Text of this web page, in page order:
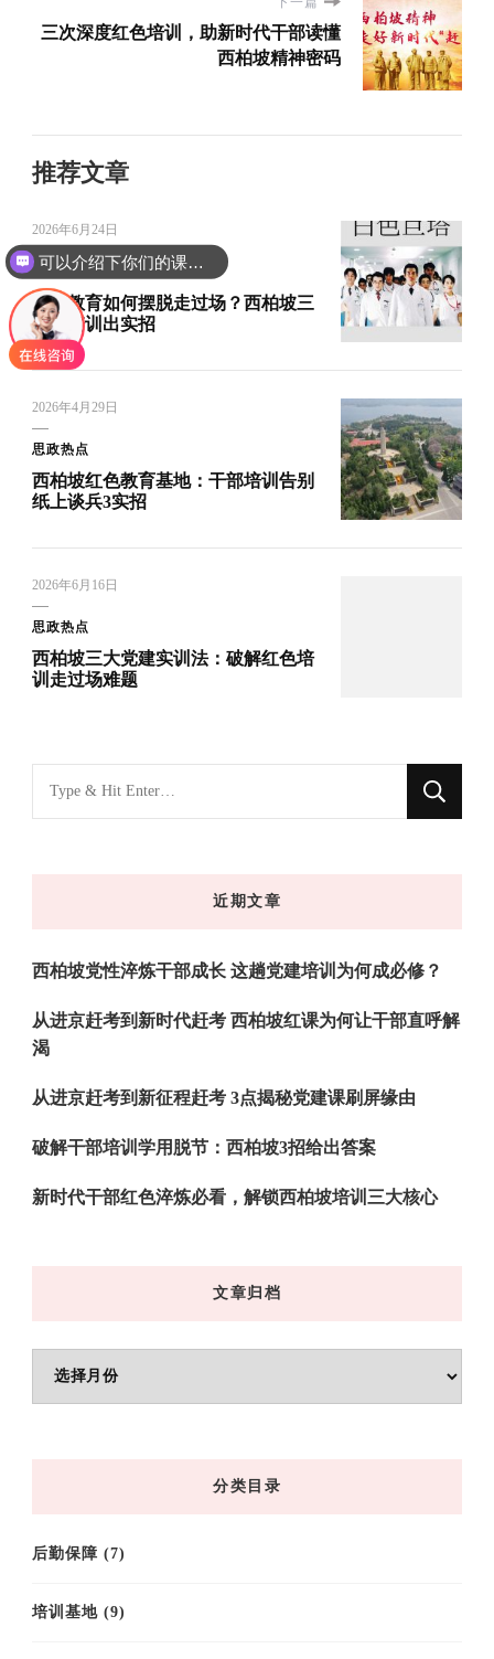
三次深度红色培训，助新时代干部读懂
西柏坡精神密码
推荐文章
2026年6月24日
思政热点
党性教育如何摆脱走过场？西柏坡三
阶段培训出实招
2026年4月29日
思政热点
西柏坡红色教育基地：干部培训告别
纸上谈兵3实招
2026年6月16日
思政热点
西柏坡三大党建实训法：破解红色培
训走过场难题
找
什
近期文章
西柏坡党性淬炼干部成长 这趟党建培训为何成必修？
从进京赶考到新时代赶考 西柏坡红课为何让干部直呼解
渴
从进京赶考到新征程赶考 3点揭秘党建课刷屏缘由
破解干部培训学用脱节：西柏坡3招给出答案
新时代干部红色淬炼必看，解锁西柏坡培训三大核心
文章归档
章
分类目录
后勤保障 (7)
培训基地 (9)